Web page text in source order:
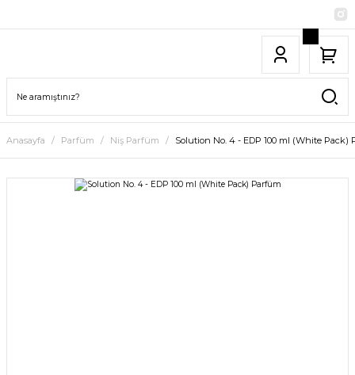
Anasayfa Parfüm Niş Parfüm Solution No. 4 - EDP 100 ml (White Pack)